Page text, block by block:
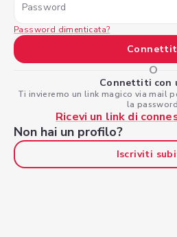
Password
Password dimenticata?
O
Connettiti con
Ti invieremo un link magico via mail
la
Ricevi un link di
Non hai un profilo?
Iscriviti